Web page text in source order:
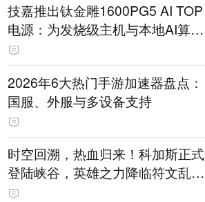
技嘉推出钛金雕1600PG5 AI TOP
电源：为发烧级主机与本地AI算力
打造旗舰供电方案
2026年6大热门手游加速器盘点：
国服、外服与多设备支持
时空回溯，热血归来！科加斯正式
登陆峡谷，英雄之力降临符文乱
斗！